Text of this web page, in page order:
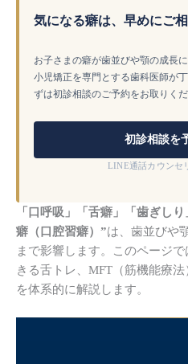
気になる癖は、早めにご
お子さまの癖が歯並びや顎の成長
小児矯正を専門とする歯科医師が
ずは初診相談のご予約をお取りくだ
初診相談を
LINE通話カウンセ
「口呼吸」「舌癖」「歯ぎし
癖（口腔習癖）”は、歯並びや
まで影響します。このページ
きる舌トレ、MFT（筋機能療
を体系的に解説します。